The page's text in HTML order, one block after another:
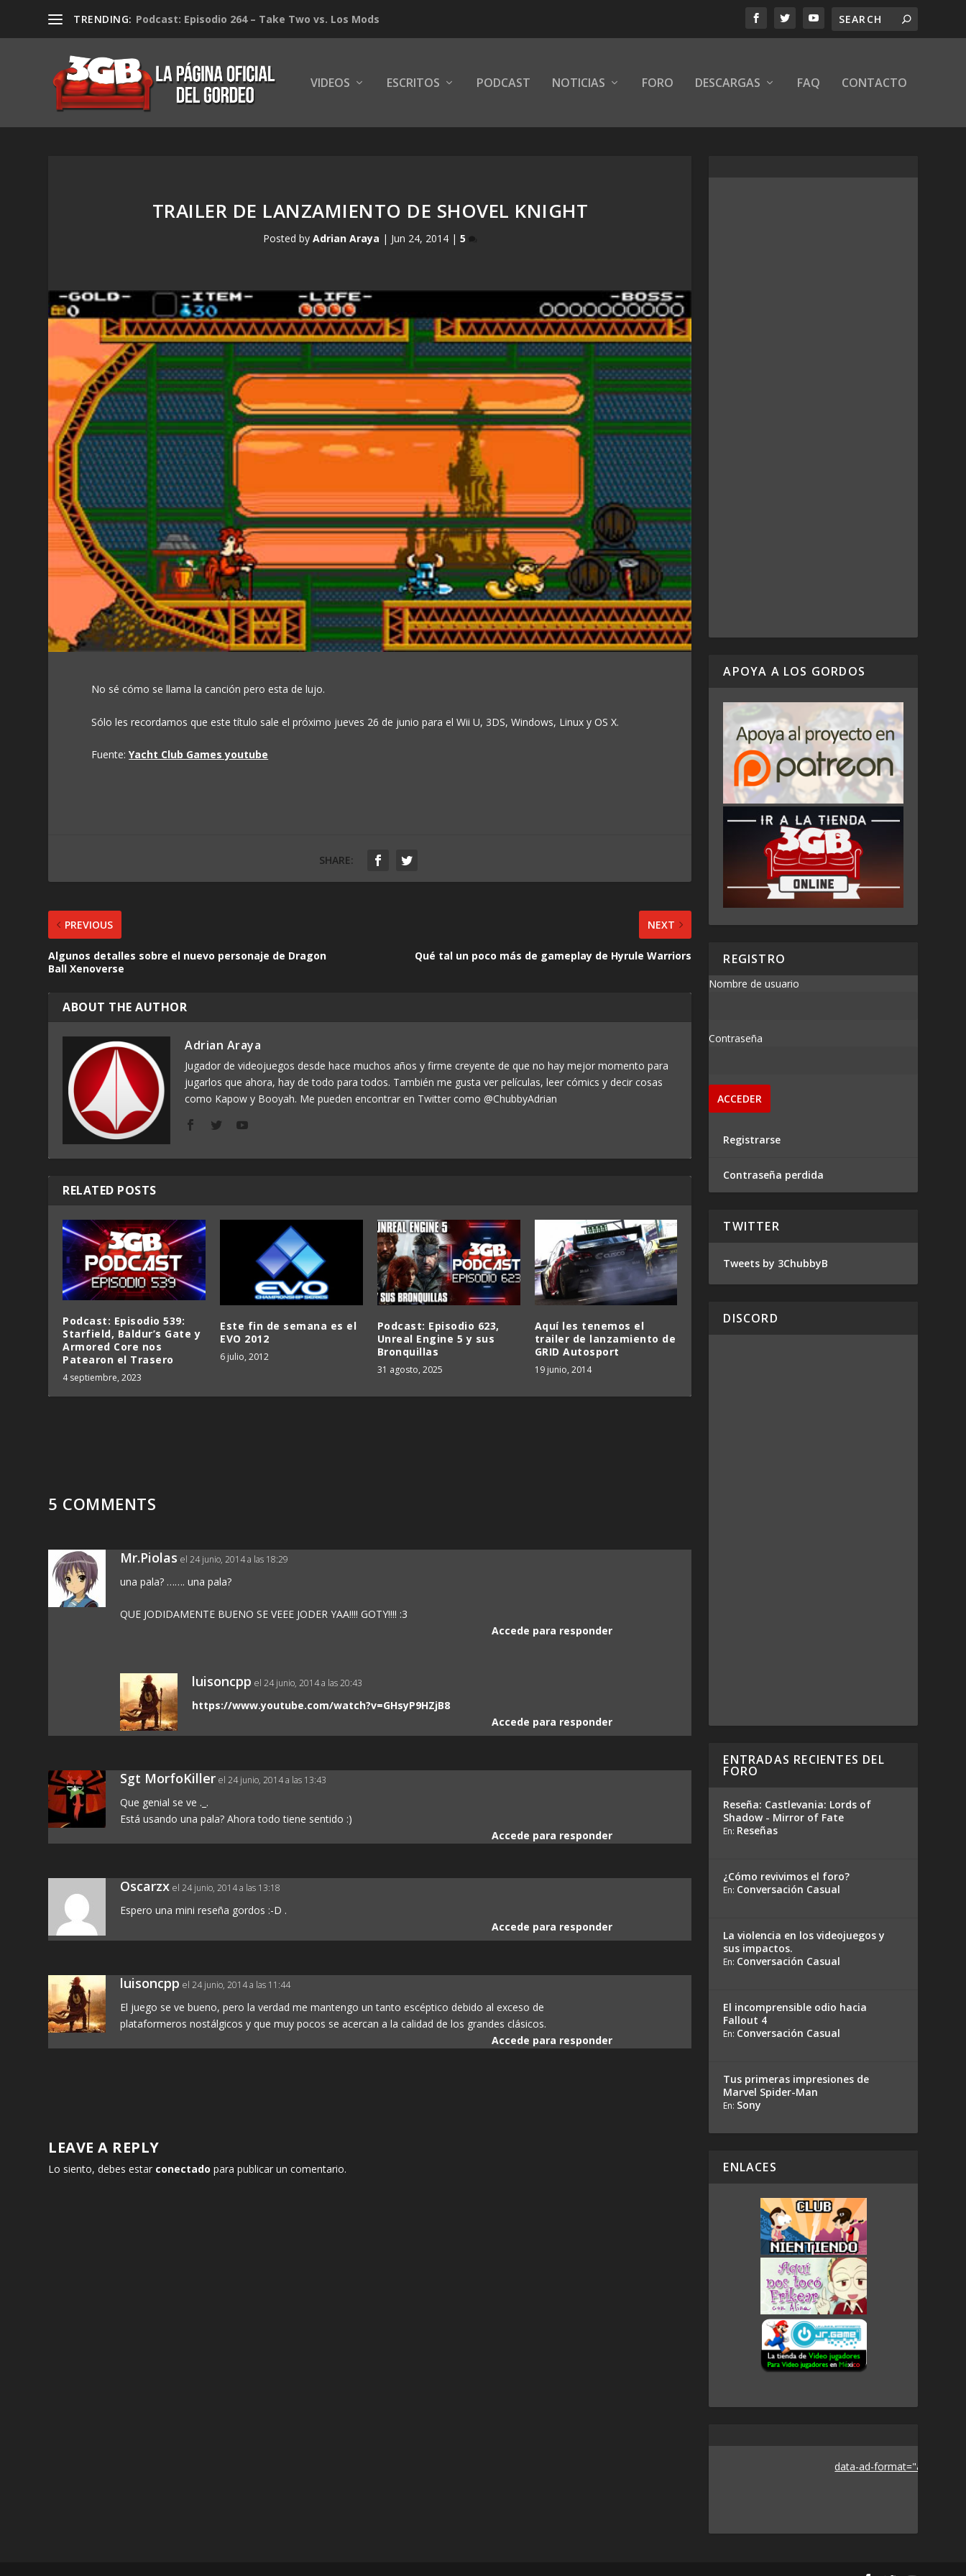
TRENDING: Podcast: Episodio 264 – Take Two vs. Los Mods
VIDEOS ESCRITOS PODCAST NOTICIAS FORO DESCARGAS FAQ CONTACTO
TRAILER DE LANZAMIENTO DE SHOVEL KNIGHT
Posted by Adrian Araya | Jun 24, 2014| 5
No sé cómo se llama la canción pero esta de lujo.
Sólo les recordamos que este título sale el próximo jueves 26 de junio para el Wii U, 3DS, Windows, Linux y OS X.
Fuente:Yacht Club Games youtube
SHARE:
PREVIOUS
Algunos detalles sobre el nuevo personaje de Dragon
Ball Xenoverse
NEXT
Qué tal un poco más de gameplay de Hyrule Warriors
ABOUT THE AUTHOR
Adrian Araya
Jugador de videojuegos desde hace muchos años y firme creyente de que no hay mejor momento para
jugarlos que ahora, hay de todo para todos. También me gusta ver películas, leer cómics y decir cosas
como Kapow y Booyah. Me pueden encontrar en Twitter como @ChubbyAdrian
RELATED POSTS
Podcast: Episodio 539:
Starfield, Baldur’s Gate y
Armored Core nos
Patearon el Trasero
4 septiembre, 2023
Este fin de semana es el
EVO 2012
6 julio, 2012
Podcast: Episodio 623,
Unreal Engine 5 y sus
Bronquillas
31 agosto, 2025
Aquí les tenemos el
trailer de lanzamiento de
GRID Autosport
19 junio, 2014
5 COMMENTS
Mr.Piolas el 24 junio, 2014 a las 18:29
una pala? ……. una pala?
QUE JODIDAMENTE BUENO SE VEEE JODER YAA!!!! GOTY!!!! :3
Accede para responder
luisoncpp el 24 junio, 2014 a las 20:43
https://www.youtube.com/watch?v=GHsyP9HZjB8
Accede para responder
Sgt MorfoKiller el 24 junio, 2014 a las 13:43
Que genial se ve ._.
Está usando una pala? Ahora todo tiene sentido :)
Accede para responder
Oscarzx el 24 junio, 2014 a las 13:18
Espero una mini reseña gordos :-D .
Accede para responder
luisoncpp el 24 junio, 2014 a las 11:44
El juego se ve bueno, pero la verdad me mantengo un tanto escéptico debido al exceso de
plataformeros nostálgicos y que muy pocos se acercan a la calidad de los grandes clásicos.
Accede para responder
LEAVE A REPLY
Lo siento, debes estar conectado para publicar un comentario.
APOYA A LOS GORDOS
REGISTRO
Nombre de usuario
Contraseña
Registrarse
Contraseña perdida
TWITTER
Tweets by 3ChubbyB
DISCORD
ENTRADAS RECIENTES DEL
FORO
Reseña: Castlevania: Lords of
Shadow - Mirror of Fate
En: Reseñas
¿Cómo revivimos el foro?
En: Conversación Casual
La violencia en los videojuegos y
sus impactos.
En: Conversación Casual
El incomprensible odio hacia
Fallout 4
En: Conversación Casual
Tus primeras impresiones de
Marvel Spider-Man
En: Sony
ENLACES
data-ad-format="auto">